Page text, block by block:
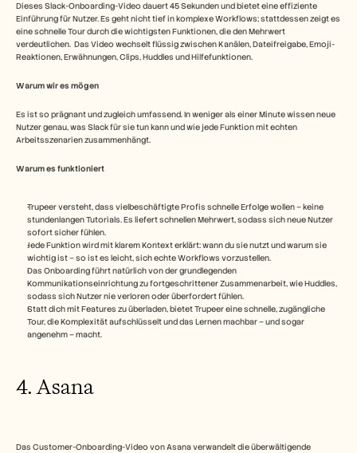
Dieses Slack-Onboarding-Video dauert 45 Sekunden und bietet eine effiziente
Einführung für Nutzer. Es geht nicht tief in komplexe Workflows; stattdessen zeigt es
eine schnelle Tour durch die wichtigsten Funktionen, die den Mehrwert
verdeutlichen.  Das Video wechselt flüssig zwischen Kanälen, Dateifreigabe, Emoji-
Reaktionen, Erwähnungen, Clips, Huddles und Hilfefunktionen.
Warum wir es mögen
Es ist so prägnant und zugleich umfassend. In weniger als einer Minute wissen neue
Nutzer genau, was Slack für sie tun kann und wie jede Funktion mit echten
Arbeitsszenarien zusammenhängt.
Warum es funktioniert
Trupeer versteht, dass vielbeschäftigte Profis schnelle Erfolge wollen – keine
stundenlangen Tutorials. Es liefert schnellen Mehrwert, sodass sich neue Nutzer
sofort sicher fühlen.
Jede Funktion wird mit klarem Kontext erklärt: wann du sie nutzt und warum sie
wichtig ist – so ist es leicht, sich echte Workflows vorzustellen.
Das Onboarding führt natürlich von der grundlegenden
Kommunikationseinrichtung zu fortgeschrittener Zusammenarbeit, wie Huddles,
sodass sich Nutzer nie verloren oder überfordert fühlen.
Statt dich mit Features zu überladen, bietet Trupeer eine schnelle, zugängliche
Tour, die Komplexität aufschlüsselt und das Lernen machbar – und sogar
angenehm – macht.
4. Asana
Das Customer-Onboarding-Video von Asana verwandelt die überwältigende